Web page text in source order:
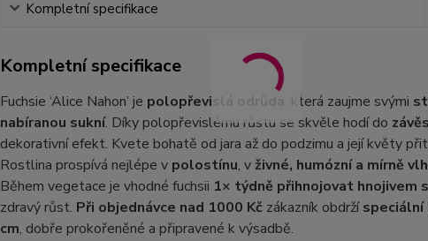
Kompletní specifikace
Kompletní specifikace
Fuchsie ‘Alice Nahon’ je polopřevislá odrůda , která zaujme svými
nabíranou sukní. Díky polopřevislému růstu se skvěle hodí do
dekorativní efekt. Kvete bohatě od jara až do podzimu a její květy
Rostlina prospívá nejlépe v polostínu, v živné, humózní a mírně
Během vegetace je vhodné fuchsii 1× týdně přihnojovat hnojivem
zdravý růst. Při objednávce nad 1000 Kč zákazník obdržíspeciální
cm, dobře prokořeněné a připravené k výsadbě.